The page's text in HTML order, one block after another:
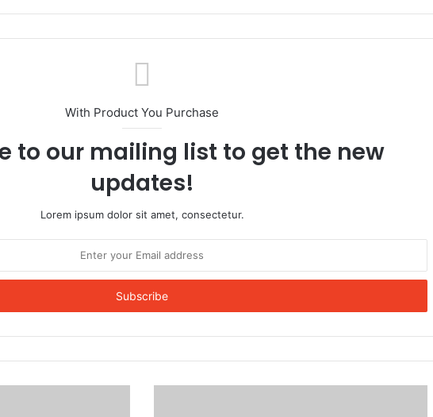
With Product You Purchase
to our mailing list to get the new
updates!
Lorem ipsum dolor sit amet, consectetur.